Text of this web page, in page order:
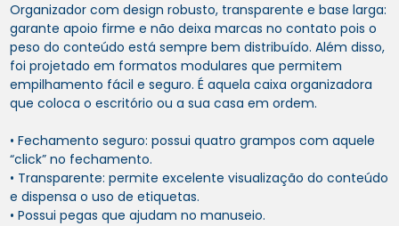
Organizador com design robusto, transparente e base larga:
garante apoio firme e não deixa marcas no contato pois o
peso do conteúdo está sempre bem distribuído. Além disso,
foi projetado em formatos modulares que permitem
empilhamento fácil e seguro. É aquela caixa organizadora
que coloca o escritório ou a sua casa em ordem.
• Fechamento seguro: possui quatro grampos com aquele
“click” no fechamento.
• Transparente: permite excelente visualização do conteúdo
e dispensa o uso de etiquetas.
• Possui pegas que ajudam no manuseio.